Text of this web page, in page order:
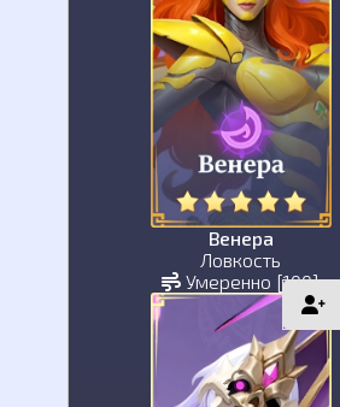
Венера
Ловкость
Умеренно [100]